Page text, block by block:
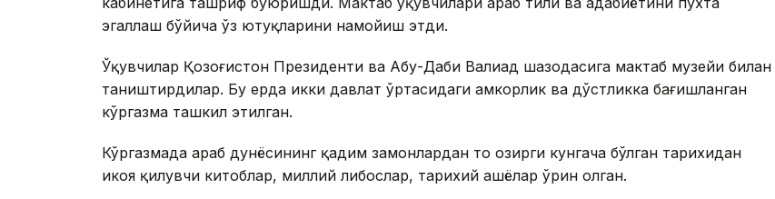
эгаллаш бўйича ўз ютуқларини намойиш этди.
Ўқувчилар Қозоғистон Президенти ва Абу-Даби Валиаҳд шаҳзодасига мактаб музейи билан
таништирдилар. Бу ерда икки давлат ўртасидаги ҳамкорлик ва дўстликка бағишланган
кўргазма ташкил этилган.
Кўргазмада араб дунёсининг қадим замонлардан то ҳозирги кунгача бўлган тарихидан
ҳикоя қилувчи китоблар, миллий либослар, тарихий ашёлар ўрин олган.